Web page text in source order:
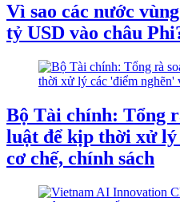
Vì sao các nước
tỷ USD vào châu
Bộ Tài chính: Tổng
luật để kịp thời xử lý
cơ chế, chính sách